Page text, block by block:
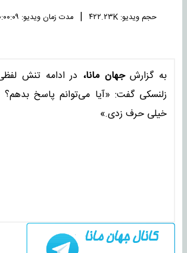
حجم ویدیو: ۴۲۲.۲۳K | مدت زمان ویدیو: ۰۰:۰۰:۰۹
به گزارشجهان مانا، در ادامه تنش
زلنسکی گفت: «آیا می‌توانم پاسخ بدهم؟
خیلی حرف زدی.»